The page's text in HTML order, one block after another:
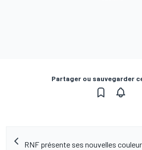
Partager ou sauvegarder
RNF présente ses nouvelles